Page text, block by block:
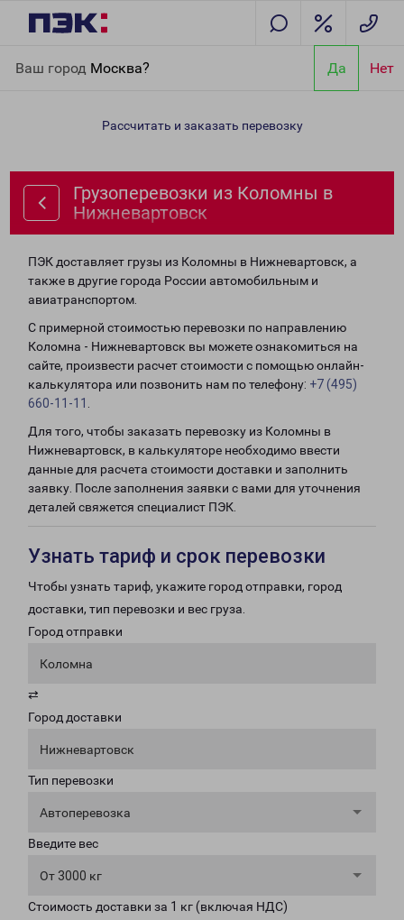
Ваш город Москва? Да Нет
Нижневартовск
Рассчитать и заказать перевозку
Грузоперевозки из Коломны в
Нижневартовск
ПЭК доставляет грузы из Коломны в Нижневартовск, а
также в другие города России автомобильным и
авиатранспортом.
С примерной стоимостью перевозки по направлению
Коломна - Нижневартовск вы можете ознакомиться на
сайте, произвести расчет стоимости с помощью онлайн-
калькулятора или позвонить нам по телефону: +7 (495)
660-11-11
Для того, чтобы заказать перевозку из Коломны в
Нижневартовск, в калькуляторе необходимо ввести
данные для расчета стоимости доставки и заполнить
заявку. После заполнения заявки с вами для уточнения
деталей свяжется специалист ПЭК.
Узнать тариф и срок перевозки
Чтобы узнать тариф, укажите город отправки, город
доставки, тип перевозки и вес груза.
Город отправки
Коломна
⇄
Город доставки
Нижневартовск
Тип перевозки
Автоперевозка
Введите вес
От 3000 кг
Стоимость доставки за 1 кг (включая НДС)